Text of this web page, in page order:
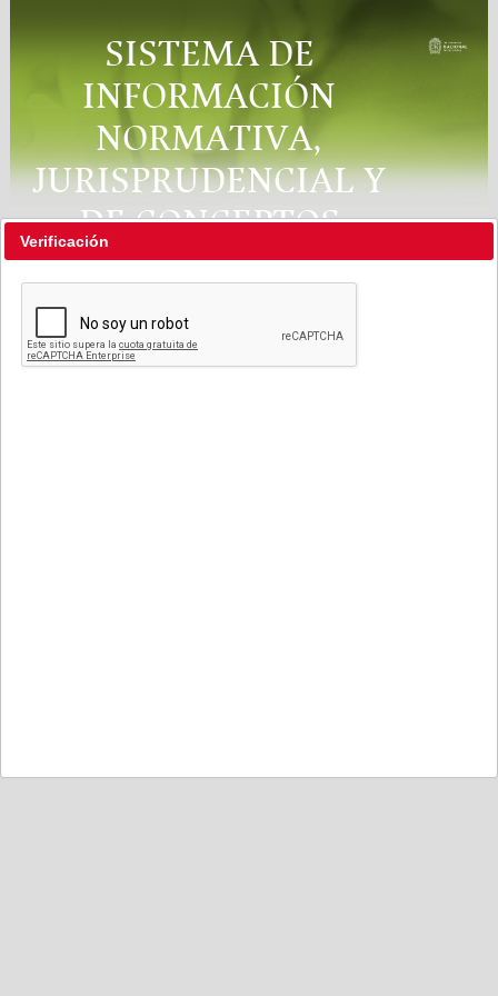
SISTEMA DE
INFORMACIÓN
NORMATIVA,
JURISPRUDENCIAL Y
DE CONCEPTOS
"RÉGIMEN LEGAL"
Verificación